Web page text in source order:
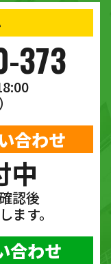
373
合わせ
中
認後
ます。
合わせ